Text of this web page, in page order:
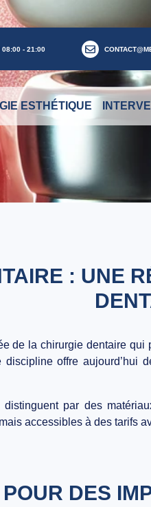
08:00 - 21:00
ESTHÉTIQUE
: UNE
de la chirurgie dentaire
offre
par des
accessibles à des tarifs
DES